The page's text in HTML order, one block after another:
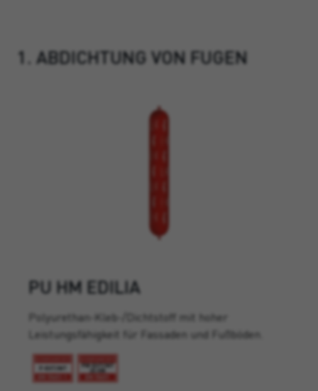
1. ABDICHTUNG VON FUGEN
PU HM EDILIA
Polyurethan-Kleb-/Dichtstoff mit hoher
Leistungsfähigkeit für Fassaden und Fußböden.